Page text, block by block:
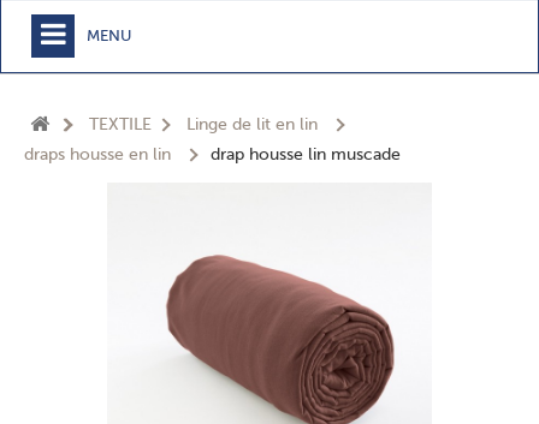
MENU
TEXTILE
Linge de lit en lin
draps housse en lin
drap housse lin muscade